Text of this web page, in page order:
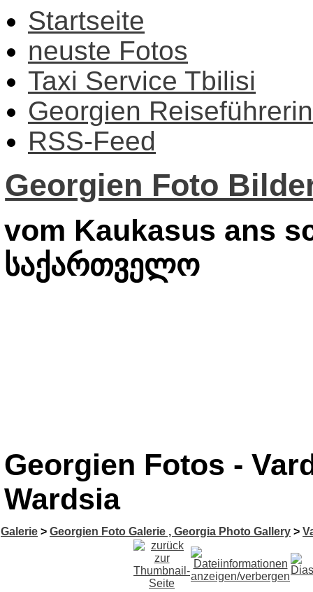
Startseite
neuste Fotos
Taxi Service Tbilisi
Georgien Reiseführerin
RSS-Feed
Georgien Foto
vom Kaukasus ans
საქართველო
Georgien Fotos -
Wardsia
Galerie > Georgien Foto Galerie , Georgia Photo Gallery >